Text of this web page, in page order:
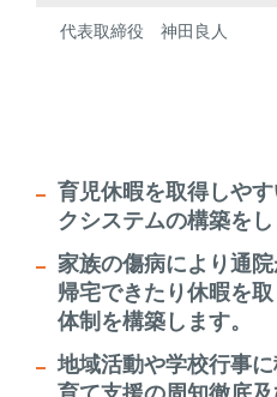
代表取締役 神田良人
育児休暇を取得しや
クシステムの構築をし
家族の傷病により通
帰宅できたり休暇を
体制を構築します。
地域活動や学校行事